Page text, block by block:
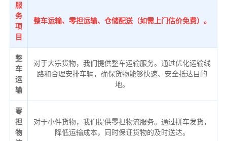
服
务
项
目
整车运输、零担运输、仓储配送（如需上门估价免费）。
整
车
运
输
对于大宗货物，我们提供整车运输服务。通过优化运输线
路和合理安排车辆，确保货物能够快速、安全抵达目的
地。
零
担
物
对于小件货物，我们提供零担物流服务。通过拼车发货，
降低运输成本，同时保证货物的及时送达。